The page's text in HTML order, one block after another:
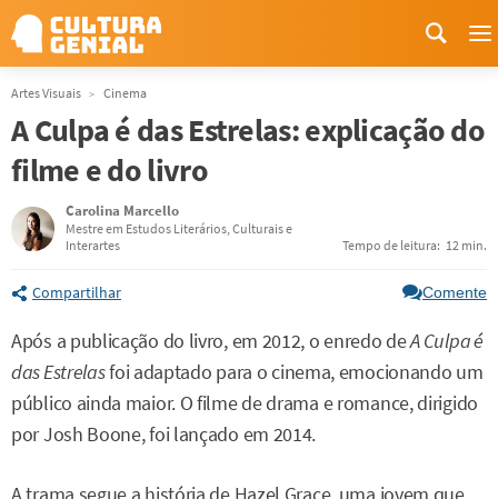
Artes Visuais Cinema
A Culpa é das Estrelas: explicação do
filme e do livro
Carolina Marcello
Mestre em Estudos Literários, Culturais e
Interartes
Tempo de leitura: 12 min.
Compartilhar Comente
Após a publicação do livro, em 2012, o enredo deA Culpa é
das Estrelasfoi adaptado para o cinema, emocionando um
público ainda maior. O filme de drama e romance, dirigido
por Josh Boone, foi lançado em 2014.